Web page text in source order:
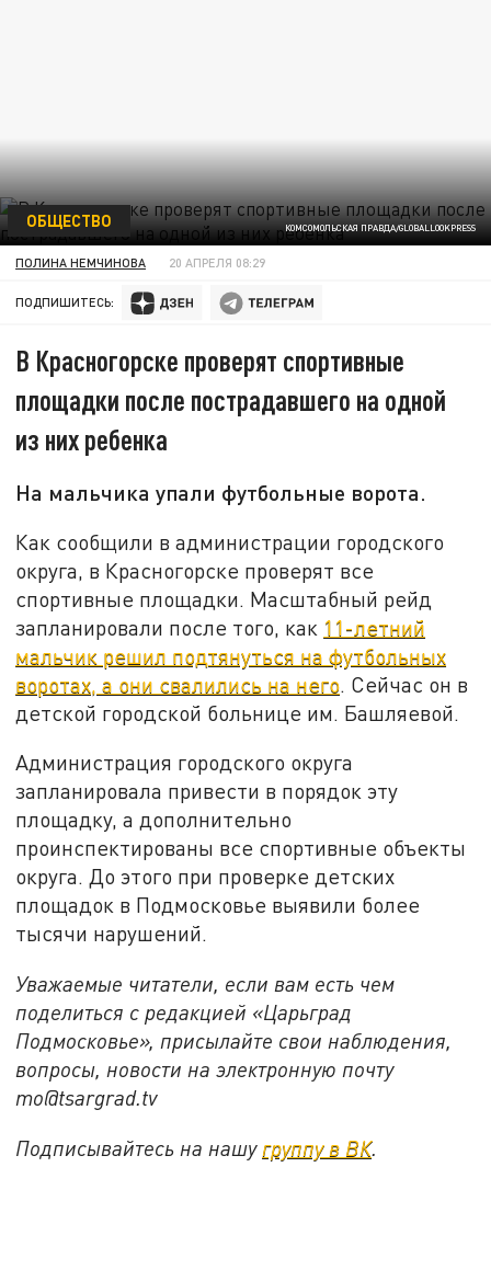
КОМСОМОЛЬСКАЯ ПРАВДА/GLOBALLOOKPRESS
ОБЩЕСТВО
ПОЛИНА НЕМЧИНОВА 20 АПРЕЛЯ 08:29
ПОДПИШИТЕСЬ:
В Красногорске проверят спортивные
площадки после пострадавшего на одной
из них ребенка
На мальчика упали футбольные ворота.
Как сообщили в администрации городского
округа, в Красногорске проверят все
спортивные площадки. Масштабный рейд
запланировали после того, как 11-летний
мальчик решил подтянуться на футбольных
воротах, а они свалились на него. Сейчас он в
детской городской больнице им. Башляевой.
Администрация городского округа
запланировала привести в порядок эту
площадку, а дополнительно
проинспектированы все спортивные объекты
округа. До этого при проверке детских
площадок в Подмосковье выявили более
тысячи нарушений.
Уважаемые читатели, если вам есть чем
поделиться с редакцией «Царьград
Подмосковье», присылайте свои наблюдения,
вопросы, новости на электронную почту
mo@tsargrad.tv
Подписывайтесь на нашу группу в ВК.